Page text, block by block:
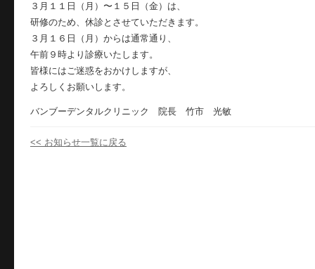
３月１１日（月）〜１５日（金）は、
研修のため、休診とさせていただきます。
３月１６日（月）からは通常通り、
午前９時より診療いたします。
皆様にはご迷惑をおかけしますが、
よろしくお願いします。
バンブーデンタルクリニック 院長 竹市 光敏
<< お知らせ一覧に戻る